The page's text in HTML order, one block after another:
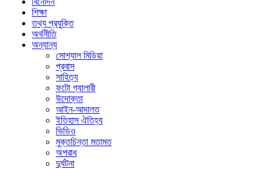
শিক্ষা
তথ্য প্রযুক্তি
অর্থনীতি
অন্যান্য
সোশ্যাল মিডিয়া
প্রবাস
সাহিত্য
ফটো গ্যালারী
উদোক্তা
আইন-আদালত
ইতিহাস ঐতিহ্য
ভিডিও
মুক্তচিন্তা মতামত
অপরাধ
দুর্ঘটনা